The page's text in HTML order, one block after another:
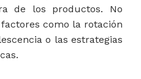
de los productos. No
como la rotación
o las estrategias